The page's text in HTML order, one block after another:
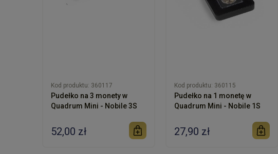
Kod produktu: 360117
Pudełko na 3 monety w
Quadrum Mini - Nobile 3S
52,00 zł
Kod produktu: 360115
Pudełko na 1 monetę w
Quadrum Mini - Nobile 1S
27,90 zł